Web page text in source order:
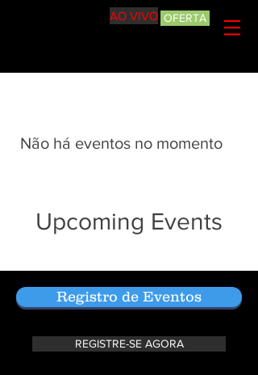
AO VIVO OFERTA
Não há eventos no momento
Upcoming Events
Registro de Eventos
REGISTRE-SE AGORA